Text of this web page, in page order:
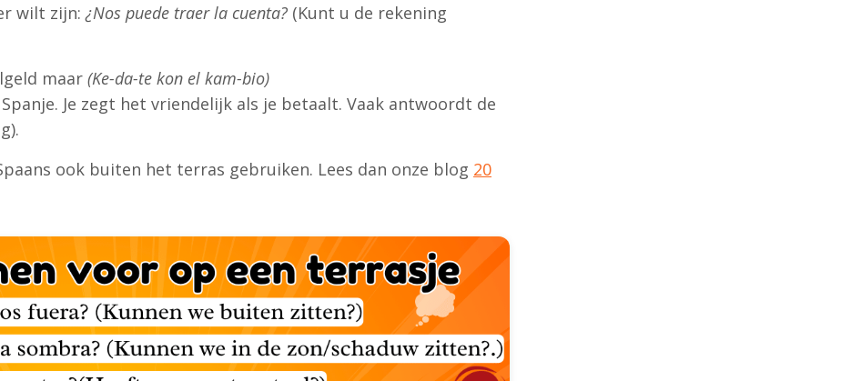
wilt zijn: ¿Nos puede traer la cuenta? (Kunt u de rekening
maar (Ke-da-te kon el kam-bio)
Je zegt het vriendelijk als je betaalt. Vaak antwoordt de
ook buiten het terras gebruiken. Lees dan onze blog 20